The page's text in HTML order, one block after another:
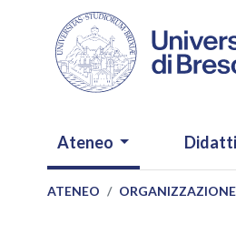
Salta al contenuto principale
NAVIGAZIONE
Ateneo
ATENEO ORGANIZZAZIONE